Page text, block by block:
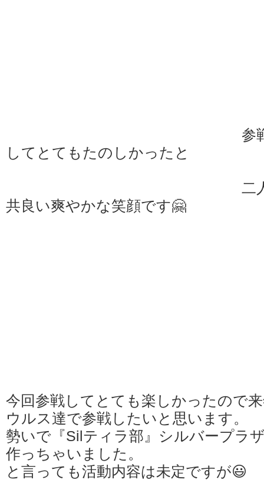
参
してとてもたのしかったと
二
共良い爽やかな笑顔です🤗
今回参戦してとても楽しかったので
ウルス達で参戦したいと思います。
勢いで『Silティラ部』シルバープラ
作っちゃいました。
と言っても活動内容は未定ですが😃